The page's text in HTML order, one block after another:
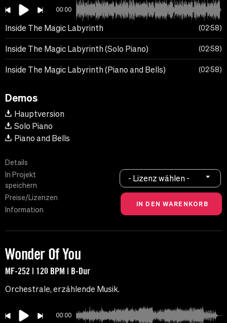
00:00
Inside The Magic Labyrinth 02:58
Inside The Magic Labyrinth (Solo Piano) 02:58
Inside The Magic Labyrinth (Piano and Bells) 02:58
Demos
Hauptversion
Solo Piano
Piano and Bells
Details
In Projekt
speichern
Preise/Lizenzen
Information
- Lizenz wählen -
Wonder Of You
MF-252 | 120 BPM | B-Dur
Orchestrale, erzählende Musik.
00:00